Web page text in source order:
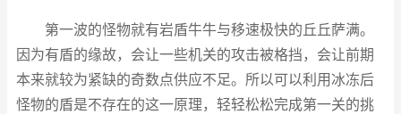
第一波的怪物就有岩盾牛牛与移速极快的丘丘萨满。
因为有盾的缘故，会让一些机关的攻击被格挡，会让前期
本来就较为紧缺的奇数点供应不足。所以可以利用冰冻后
怪物的盾是不存在的这一原理，轻轻松松完成第一关的挑